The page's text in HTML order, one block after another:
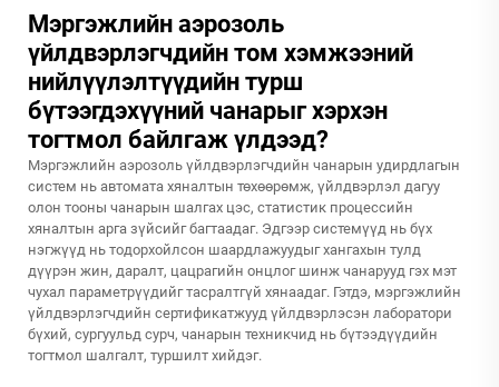
Мэргэжлийн аэрозоль
үйлдвэрлэгчдийн том хэмжээний
нийлүүлэлтүүдийн турш
бүтээгдэхүүний чанарыг хэрхэн
тогтмол байлгаж үлдээд?
Мэргэжлийн аэрозоль үйлдвэрлэгчдийн чанарын удирдлагын
систем нь автомата хяналтын төхөөрөмж, үйлдвэрлэл дагуу
олон тооны чанарын шалгах цэс, статистик процессийн
хяналтын арга зүйсийг багтаадаг. Эдгээр системүүд нь бүх
нэгжүүд нь тодорхойлсон шаардлажуудыг хангахын тулд
дүүрэн жин, даралт, цацрагийн онцлог шинж чанарууд гэх мэт
чухал параметрүүдийг тасралтгүй хянаадаг. Гэтдэ, мэргэжлийн
үйлдвэрлэгчдийн сертификатжууд үйлдвэрлэсэн лаборатори
бүхий, сургуульд сурч, чанарын техникчид нь бүтээдүүдийн
тогтмол шалгалт, туршилт хийдэг.